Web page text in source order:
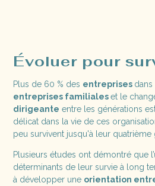
Évoluer pour
Plus de 60 % des entreprises
entreprises familialeset le
dirigeante entre les générations
délicat dans la vie de ces
peu survivent jusqu'à leur quatrième
Plusieurs études ont démontré que
déterminants de leur survie à long
à développer une orientation